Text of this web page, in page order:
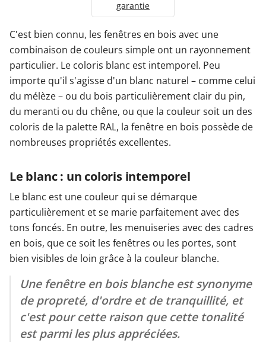
garantie
C'est bien connu, les fenêtres en bois avec une
combinaison de couleurs simple ont un rayonnement
particulier. Le coloris blanc est intemporel. Peu
importe qu'il s'agisse d'un blanc naturel – comme celui
du mélèze – ou du bois particulièrement clair du pin,
du meranti ou du chêne, ou que la couleur soit un des
coloris de la palette RAL, la fenêtre en bois possède de
nombreuses propriétés excellentes.
Le blanc : un coloris intemporel
Le blanc est une couleur qui se démarque
particulièrement et se marie parfaitement avec des
tons foncés. En outre, les menuiseries avec des cadres
en bois, que ce soit les fenêtres ou les portes, sont
bien visibles de loin grâce à la couleur blanche.
Une fenêtre en bois blanche est synonyme
de propreté, d'ordre et de tranquillité, et
c'est pour cette raison que cette tonalité
est parmi les plus appréciées.